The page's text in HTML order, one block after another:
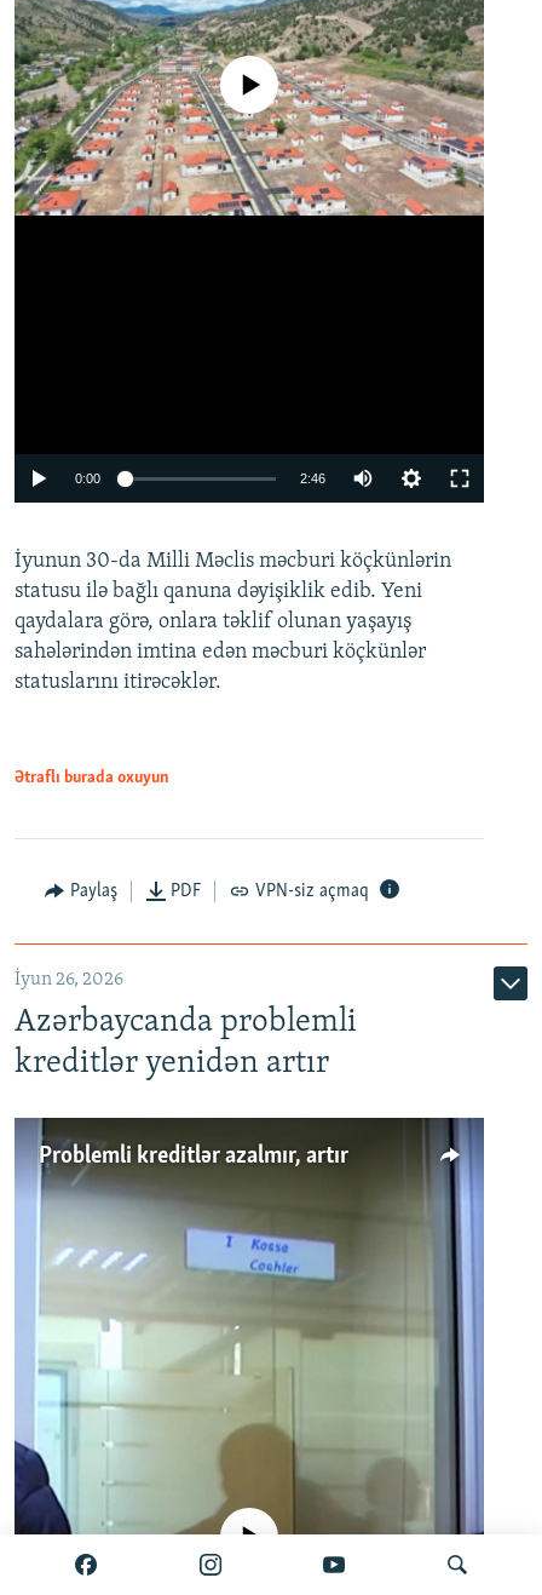
Auto 240p 360p 480p
720p 1080p
No media source currently available
0:00 2:46
360p
480p
720p
İyunun 30-da Milli Məclis məcburi köçkünlərin
statusu ilə bağlı qanuna dəyişiklik edib. Yeni
qaydalara görə, onlara təklif olunan yaşayış
sahələrindən imtina edən məcburi köçkünlər
statuslarını itirəcəklər.
Ətraflı burada oxuyun
Paylaş PDF VPN-siz açmaq
İyun 26, 2026
Azərbaycanda problemli
kreditlər yenidən artır
Problemli kreditlər azalmır, artır
No media source currently available